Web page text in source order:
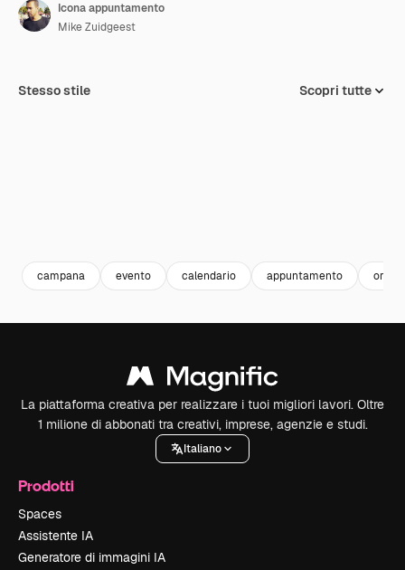
Icona appuntamento
Mike Zuidgeest
Stesso stile Scopri tutte
campana evento calendario appuntamento orario
La piattaforma creativa per realizzare i tuoi migliori lavori. Oltre
1 milione di abbonati tra creativi, imprese, agenzie e studi.
Italiano
Prodotti
Spaces
Assistente IA
Generatore di immagini IA